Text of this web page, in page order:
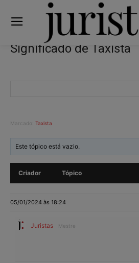
Significado de Taxista
Marcado: Taxista
Este tópico está vazio.
Criador Tópico
05/01/2024 às 18:24
Juristas Mestre